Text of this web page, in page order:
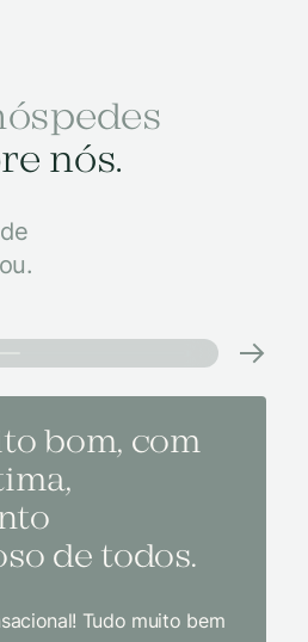
nós.
bom, com
de todos.
Tudo muito bem